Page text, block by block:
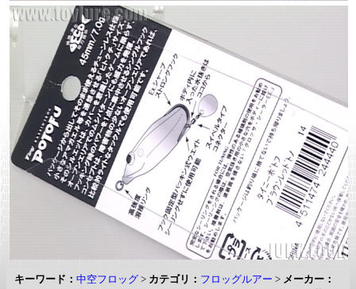
キーワード： 中空フロッグ > カテゴリ： フロッグルアー > メーカー：